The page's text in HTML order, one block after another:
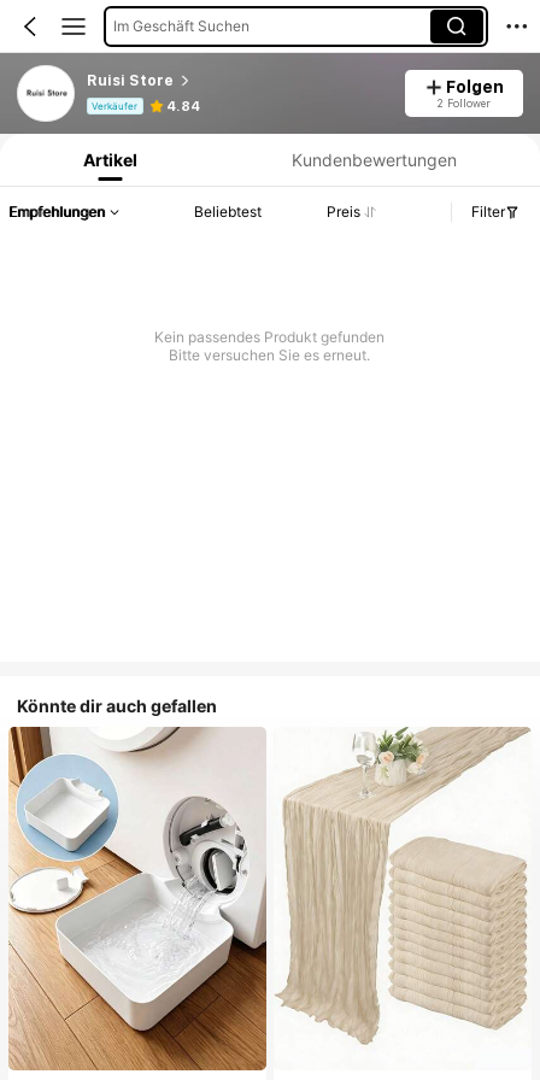
Im Geschäft Suchen
Ruisi Store
Verkäufer 4.84
Folgen
2 Follower
Produktinformation: Preisangabe, Verkaufs- und Lagerbestandsdetails.
Artikel Kundenbewertungen
Empfehlungen Beliebtest Preis Filter
Kein passendes Produkt gefunden
Bitte versuchen Sie es erneut.
Könnte dir auch gefallen